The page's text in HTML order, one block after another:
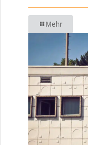
Mehr